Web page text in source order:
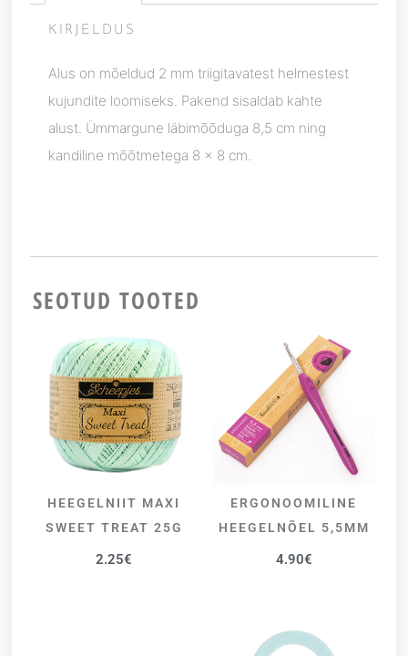
KIRJELDUS
Alus on mõeldud 2 mm triigitavatest helmestest
kujundite loomiseks. Pakend sisaldab kahte
alust. Ümmargune läbimõõduga 8,5 cm ning
kandiline mõõtmetega 8 x 8 cm.
SEOTUD TOOTED
VALI
HEEGELNIIT MAXI
SWEET TREAT 25G
2.25€
LISA KORVI
ERGONOOMILINE
HEEGELNÕEL 5,5MM
4.90€